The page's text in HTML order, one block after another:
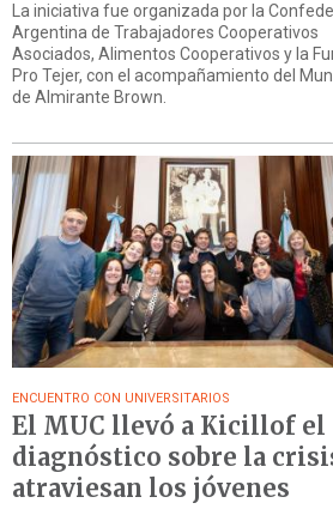
La iniciativa fue organizada por la
Argentina de Trabajadores Cooperativos
Asociados, Alimentos Cooperativos y la
Pro Tejer, con el acompañamiento del
de Almirante Brown.
ENCUENTRO CON UNIVERSITARIOS
El MUC llevó a Kicillof el
diagnóstico sobre la
atraviesan los jóvenes